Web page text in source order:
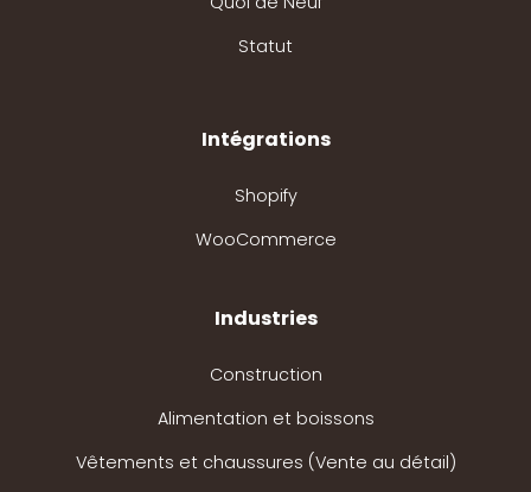
Statut
Intégrations
Shopify
WooCommerce
Industries
Construction
Alimentation et boissons
Vêtements et chaussures (Vente au détail)